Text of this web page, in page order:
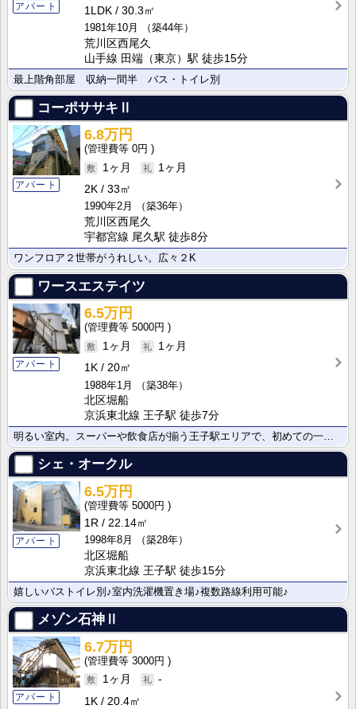
アパート
1LDK
30.3㎡
1981年10月
（築44年）
荒川区西尾久
山手線 田端（東京）駅 徒歩15分
最上階角部屋 収納一間半 バス・トイレ別
コーポササキⅡ
アパート
6.8万円
0円
1ヶ月
1ヶ月
2K
33㎡
1990年2月
（築36年）
荒川区西尾久
宇都宮線 尾久駅 徒歩8分
ワンフロア２世帯がうれしい。広々２K
ワースエステイツ
アパート
6.5万円
5000円
1ヶ月
1ヶ月
1K
20㎡
1988年1月
（築38年）
北区堀船
京浜東北線 王子駅 徒歩7分
明るい室内。スーパーや飲食店が揃う王子駅エリアで、初めての一人暮らしにもおすすめです。
シェ・オークル
アパート
6.5万円
5000円
1R
22.14㎡
1998年8月
（築28年）
北区堀船
京浜東北線 王子駅 徒歩15分
嬉しいバストイレ別♪室内洗濯機置き場♪複数路線利用可能♪
メゾン石神Ⅱ
アパート
6.7万円
3000円
1ヶ月
-
1K
20.4㎡